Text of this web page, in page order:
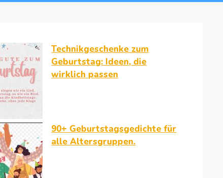
Technikgeschenke zum
Geburtstag: Ideen, die
wirklich passen
90+ Geburtstagsgedichte für
alle Altersgruppen.